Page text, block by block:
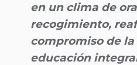
en un clima de
recogimiento,
compromiso de la
educación